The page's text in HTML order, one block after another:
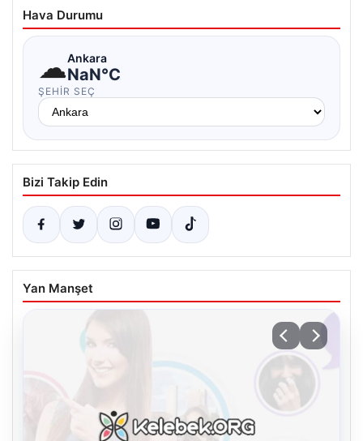
Hava Durumu
☁Ankara
NaN°C
ŞEHIR SEÇ
Bizi Takip Edin
Yan Manşet